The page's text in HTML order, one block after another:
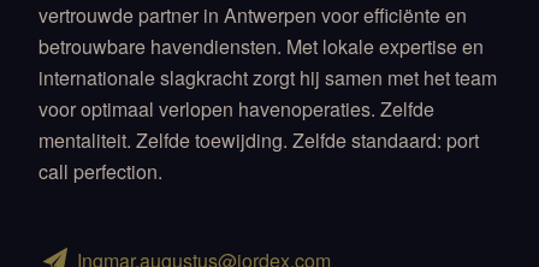
vertrouwde partner in Antwerpen voor efficiënte en
betrouwbare havendiensten. Met lokale expertise en
internationale slagkracht zorgt hij samen met het team
voor optimaal verlopen havenoperaties. Zelfde
mentaliteit. Zelfde toewijding. Zelfde standaard: port
call perfection.
Ingmar.augustus@jordex.com